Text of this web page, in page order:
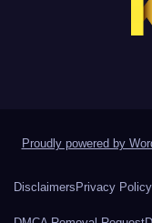
Proudly powered by
Disclaimers Privacy